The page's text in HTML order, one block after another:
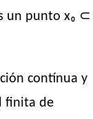
un punto x₀ ⊂
contínua y
finita de